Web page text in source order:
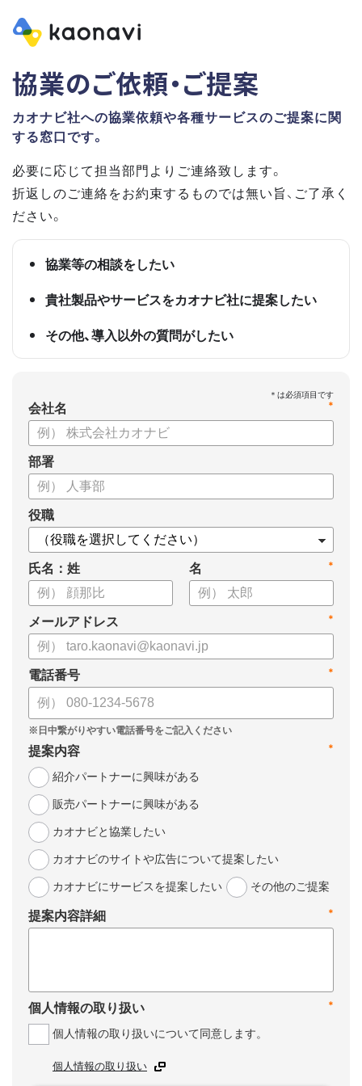
協業のご依頼・ご提案
カオナビ社への協業依頼や各種サービスのご提案に関
する窓口です。
必要に応じて担当部門よりご連絡致します。
折返しのご連絡をお約束するものでは無い旨、ご了承く
ださい。
協業等の相談をしたい
貴社製品やサービスをカオナビ社に提案したい
その他、導入以外の質問がしたい
*
会社名
部署
役職
氏名：姓 *
名
*
メールアドレス
*
電話番号
*
提案内容
紹介パートナーに興味がある
販売パートナーに興味がある
カオナビと協業したい
カオナビのサイトや広告について提案したい
カオナビにサービスを提案したい
その他のご提案
*
提案内容詳細
*
個人情報の取り扱い
個人情報の取り扱いについて同意します。
個人情報の取り扱い